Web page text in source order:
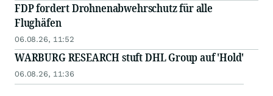
FDP fordert Drohnenabwehrschutz für alle
Flughäfen
06.08.26, 11:52
WARBURG RESEARCH stuft DHL Group auf 'Hold'
06.08.26, 11:36